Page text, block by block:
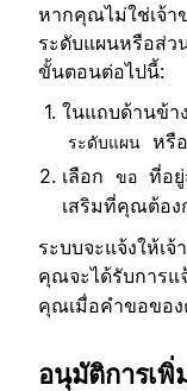
หากคุณไม่ใช่เจ้า
ระดับแผนหรือส่ว
ขั้นตอนต่อไปนี้:
ในแถบด้านข้
ระดับแผน หรือ
เลือก
ขอ ที่อ
เสริมที่คุณต้อง
ระบบจะแจ้งให้เ
คุณจะได้รับการแ
คุณเมื่อคำขอขอ
อนุมัติการเพิ่